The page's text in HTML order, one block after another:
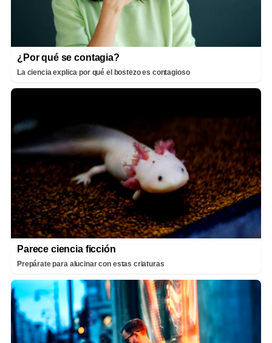
¿Por qué se contagia?
La ciencia explica por qué el bostezo es contagioso
Parece ciencia ficción
Prepárate para alucinar con estas criaturas